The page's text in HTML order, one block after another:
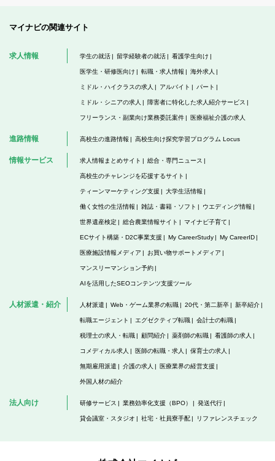
マイナビの関連サイト
求人情報 学生の就活 留学経験者の就活 看護学生向け
医学生・研修医向け 転職・求人情報 海外求人
ミドル・ハイクラスの求人 アルバイト パート
ミドル・シニアの求人 障害者に特化した求人紹介サービス
フリーランス・副業向け業務委託案件 医療福祉介護の求人
進路情報 高校生の進路情報 高校生向け探究学習プログラム Locus
情報サービス 求人情報まとめサイト 総合・専門ニュース
高校生のチャレンジを応援するサイト
ティーンマーケティング支援 大学生活情報
働く女性の生活情報 雑誌・書籍・ソフト ウエディング情報
世界遺産検定 総合農業情報サイト マイナビ子育て
ECサイト構築・D2C事業支援 My CareerStudy My CareerID
医療施設情報メディア お買い物サポートメディア
マンスリーマンション予約
AIを活用したSEOコンテンツ支援ツール
人材派遣・紹介 人材派遣 Web・ゲーム業界の転職 20代・第二新卒 新卒紹介
転職エージェント エグゼクティブ転職 会計士の転職
税理士の求人・転職 顧問紹介 薬剤師の転職 看護師の求人
コメディカル求人 医師の転職・求人 保育士の求人
無期雇用派遣 介護の求人 医療業界の経営支援
外国人材の紹介
法人向け 研修サービス 業務効率化支援（BPO） 発送代行
貸会議室・スタジオ 社宅・社員寮手配 リファレンスチェック